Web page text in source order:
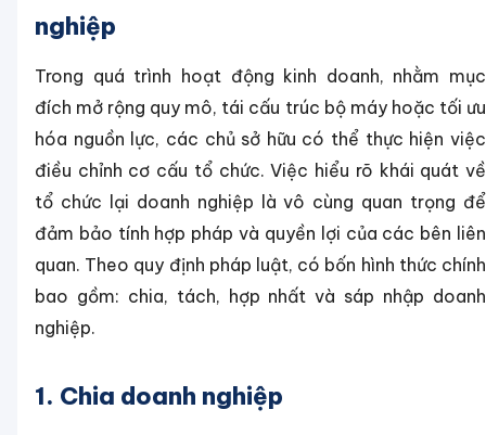
nghiệp
Trong quá trình hoạt động kinh doanh, nhằm mục
đích mở rộng quy mô, tái cấu trúc bộ máy hoặc tối ưu
hóa nguồn lực, các chủ sở hữu có thể thực hiện việc
điều chỉnh cơ cấu tổ chức. Việc hiểu rõ khái quát về
tổ chức lại doanh nghiệp là vô cùng quan trọng để
đảm bảo tính hợp pháp và quyền lợi của các bên liên
quan. Theo quy định pháp luật, có bốn hình thức chính
bao gồm: chia, tách, hợp nhất và sáp nhập doanh
nghiệp.
1. Chia doanh nghiệp